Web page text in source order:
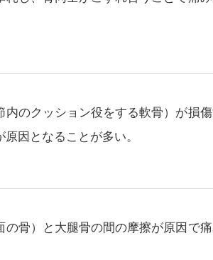
内のクッション役をする軟骨）が損
因となることが多い。
の骨）と大腿骨の間の摩擦が原因で